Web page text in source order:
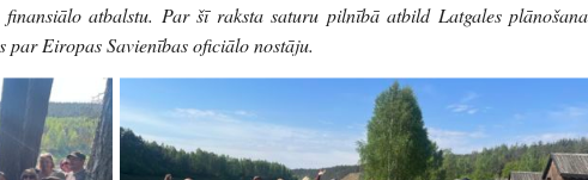
atbalstu. Par šī raksta saturu pilnībā atbild Latgales
par Eiropas Savienības oficiālo nostāju.